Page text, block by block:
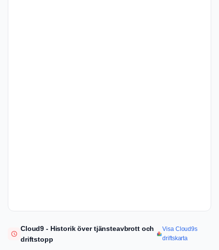
Cloud9 - Historik över tjänsteavbrott och
driftstopp
Visa Cloud9s
driftskarta